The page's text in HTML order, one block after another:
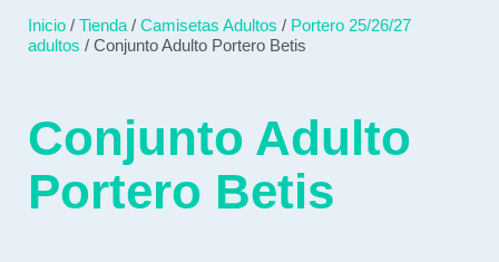
Inicio / Tienda / Camisetas Adultos / Portero 25/26/27
adultos / Conjunto Adulto Portero Betis
Conjunto Adulto
Portero Betis